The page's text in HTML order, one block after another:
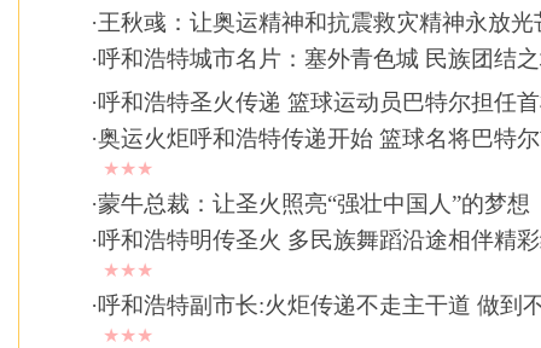
·王秋彧：让奥运精神和抗震救灾精神永放光
·呼和浩特城市名片：塞外青色城 民族团结
·呼和浩特圣火传递 篮球运动员巴特尔担任
·奥运火炬呼和浩特传递开始 篮球名将巴特
★★★
·蒙牛总裁：让圣火照亮“强壮中国人”的梦想
·呼和浩特明传圣火 多民族舞蹈沿途相伴精
★★★
·呼和浩特副市长:火炬传递不走主干道 做到
★★★